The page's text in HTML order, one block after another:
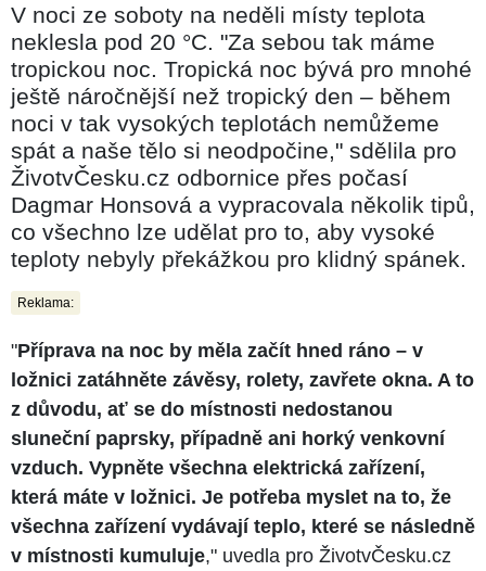
V noci ze soboty na neděli místy teplota
neklesla pod 20 °C. "Za sebou tak máme
tropickou noc. Tropická noc bývá pro mnohé
ještě náročnější než tropický den – během
noci v tak vysokých teplotách nemůžeme
spát a naše tělo si neodpočine," sdělila pro
ŽivotvČesku.cz odbornice přes počasí
Dagmar Honsová a vypracovala několik tipů,
co všechno lze udělat pro to, aby vysoké
teploty nebyly překážkou pro klidný spánek.
Reklama:
"Příprava na noc by měla začít hned ráno – v
ložnici zatáhněte závěsy, rolety, zavřete okna. A to
z důvodu, ať se do místnosti nedostanou
sluneční paprsky, případně ani horký venkovní
vzduch. Vypněte všechna elektrická zařízení,
která máte v ložnici. Je potřeba myslet na to, že
všechna zařízení vydávají teplo, které se následně
v místnosti kumuluje," uvedla pro ŽivotvČesku.cz